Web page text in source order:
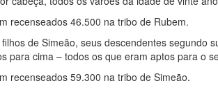
recenseados 46.500 na tribo de Rubem.
de Simeão, seus descendentes segundo
para cima – todos os que eram aptos para o
recenseados 59.300 na tribo de Simeão.